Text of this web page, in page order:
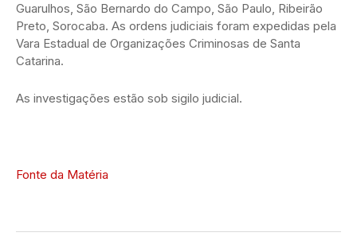
Guarulhos, São Bernardo do Campo, São Paulo, Ribeirão
Preto, Sorocaba. As ordens judiciais foram expedidas pela
Vara Estadual de Organizações Criminosas de Santa
Catarina.
As investigações estão sob sigilo judicial.
Fonte da Matéria